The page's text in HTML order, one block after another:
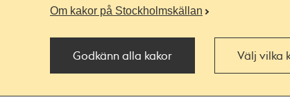
Om kakor på Stockholmskällan
Godkänn alla kakor Välj vilka